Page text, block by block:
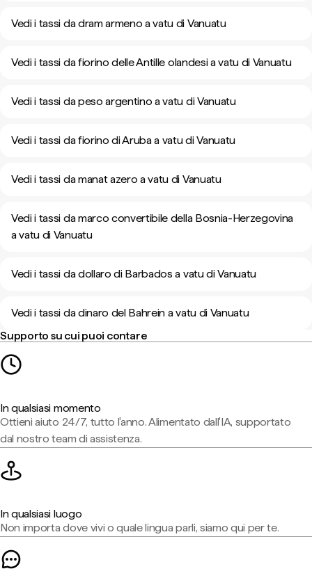
Vedi i tassi da dram armeno a vatu di Vanuatu
Vedi i tassi da fiorino delle Antille olandesi a vatu di Vanuatu
Vedi i tassi da peso argentino a vatu di Vanuatu
Vedi i tassi da fiorino di Aruba a vatu di Vanuatu
Vedi i tassi da manat azero a vatu di Vanuatu
Vedi i tassi da marco convertibile della Bosnia-Herzegovina
a vatu di Vanuatu
Vedi i tassi da dollaro di Barbados a vatu di Vanuatu
Vedi i tassi da dinaro del Bahrein a vatu di Vanuatu
Supporto su cui puoi contare
In qualsiasi momento
Ottieni aiuto 24/7, tutto l'anno. Alimentato dall'IA, supportato
dal nostro team di assistenza.
In qualsiasi luogo
Non importa dove vivi o quale lingua parli, siamo qui per te.